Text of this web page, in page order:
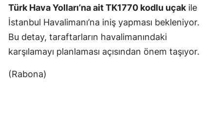
Türk Hava Yolları’na ait TK1770 kodlu uçak ile
İstanbul Havalimanı’na iniş yapması bekleniyor.
Bu detay, taraftarların havalimanındaki
karşılamayı planlaması açısından önem taşıyor.
(Rabona)